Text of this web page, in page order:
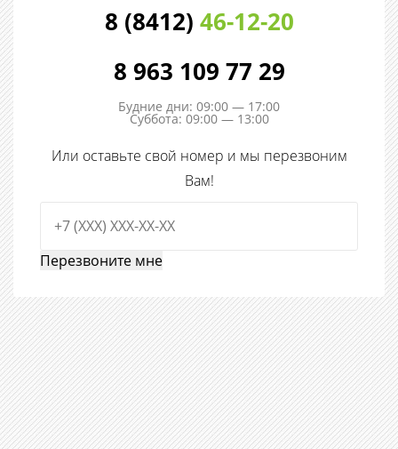
8 (8412) 46-12-20
8 963 109 77 29
Будние дни: 09:00 — 17:00
Суббота: 09:00 — 13:00
Или оставьте свой номер и мы перезвоним
Вам!